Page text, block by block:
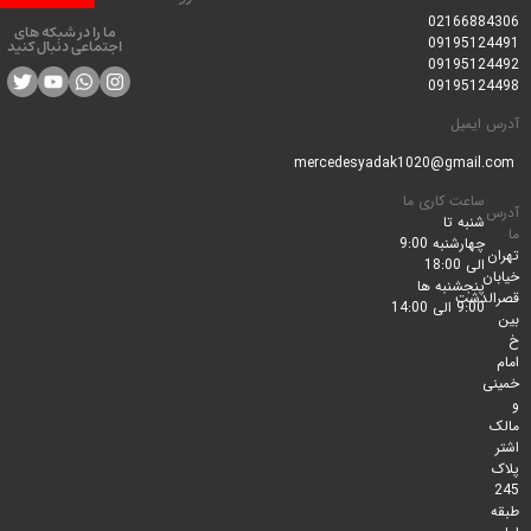
ساعت کاری ما
شنبه تا
چهارشنبه 9:00
الی 18:00
پنجشنبه ها
9:00 الی 14:00
ما را در شبکه های
اجتماعی دنبال کنید